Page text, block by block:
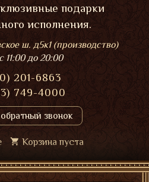
подарки
исполнения.
ш. д5к1 (производство)
с 11:00 до 20:00
201-6863
749-4000
звонок
Корзина пуста